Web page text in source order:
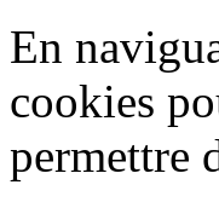
En
cookies
permettre